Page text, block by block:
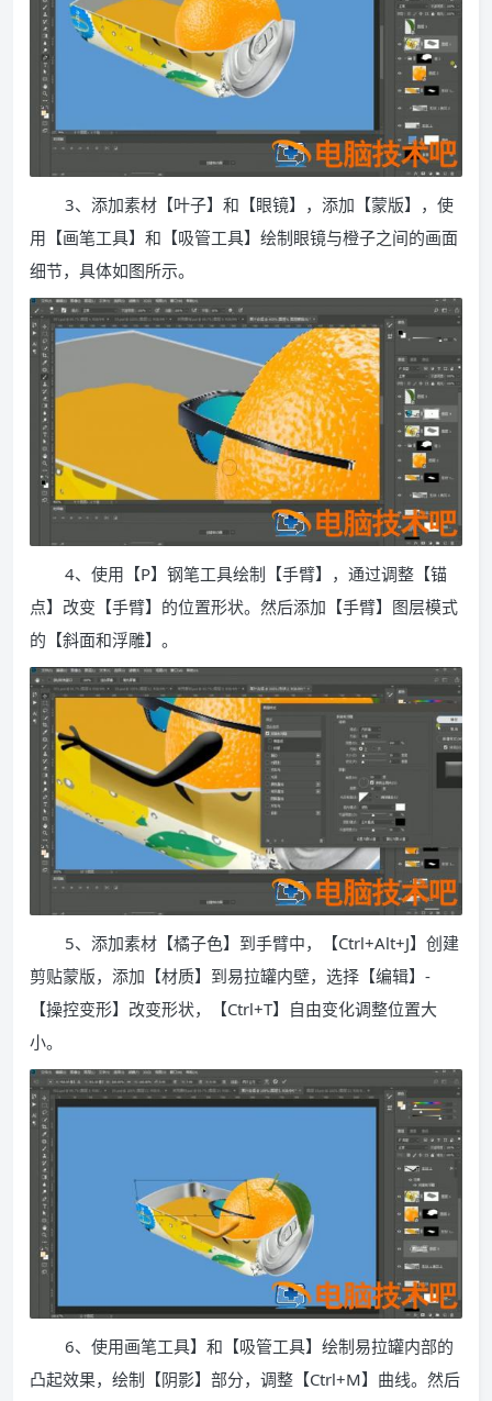
3、添加素材【叶子】和【眼镜】，添加【蒙版】，使
用【画笔工具】和【吸管工具】绘制眼镜与橙子之间的画面
细节，具体如图所示。
4、使用【P】钢笔工具绘制【手臂】，通过调整【锚
点】改变【手臂】的位置形状。然后添加【手臂】图层模式
的【斜面和浮雕】。
5、添加素材【橘子色】到手臂中，【Ctrl+Alt+J】创建
剪贴蒙版，添加【材质】到易拉罐内壁，选择【编辑】-
【操控变形】改变形状，【Ctrl+T】自由变化调整位置大
小。
6、使用画笔工具】和【吸管工具】绘制易拉罐内部的
凸起效果，绘制【阴影】部分，调整【Ctrl+M】曲线。然后